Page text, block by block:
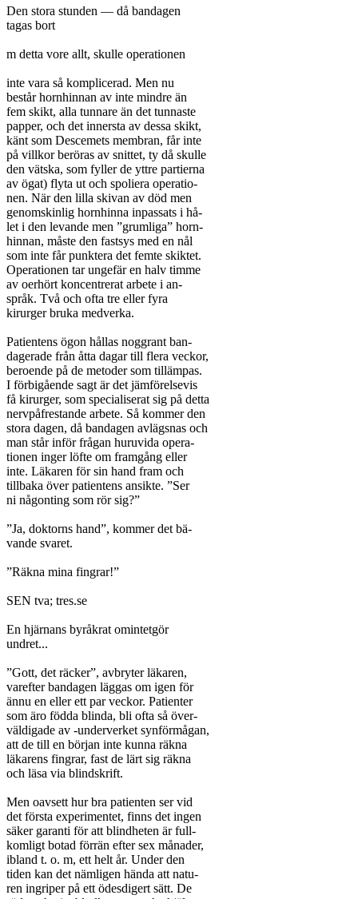
Den stora stunden — då bandagen
tagas bort
m detta vore allt, skulle operationen
inte vara så komplicerad. Men nu
består hornhinnan av inte mindre än
fem skikt, alla tunnare än det tunnaste
papper, och det innersta av dessa skikt,
känt som Descemets membran, får inte
på villkor beröras av snittet, ty då skulle
den vätska, som fyller de yttre partierna
av ögat) flyta ut och spoliera operatio-
nen. När den lilla skivan av död men
genomskinlig hornhinna inpassats i hå-
let i den levande men ”grumliga” horn-
hinnan, måste den fastsys med en nål
som inte får punktera det femte skiktet.
Operationen tar ungefär en halv timme
av oerhört koncentrerat arbete i an-
språk. Två och ofta tre eller fyra
kirurger bruka medverka.
Patientens ögon hållas noggrant ban-
dagerade från åtta dagar till flera veckor,
beroende på de metoder som tillämpas.
I förbigående sagt är det jämförelsevis
få kirurger, som specialiserat sig på detta
nervpåfrestande arbete. Så kommer den
stora dagen, då bandagen avlägsnas och
man står inför frågan huruvida opera-
tionen inger löfte om framgång eller
inte. Läkaren för sin hand fram och
tillbaka över patientens ansikte. ”Ser
ni någonting som rör sig?”
”Ja, doktorns hand”, kommer det bä-
vande svaret.
”Räkna mina fingrar!”
SEN tva; tres.se
En hjärnans byråkrat omintetgör
undret...
”Gott, det räcker”, avbryter läkaren,
varefter bandagen läggas om igen för
ännu en eller ett par veckor. Patienter
som äro födda blinda, bli ofta så över-
väldigade av -underverket synförmågan,
att de till en början inte kunna räkna
läkarens fingrar, fast de lärt sig räkna
och läsa via blindskrift.
Men oavsett hur bra patienten ser vid
det första experimentet, finns det ingen
säker garanti för att blindheten är full-
komligt botad förrän efter sex månader,
ibland t. o. m, ett helt år. Under den
tiden kan det nämligen hända att natu-
ren ingriper på ett ödesdigert sätt. De